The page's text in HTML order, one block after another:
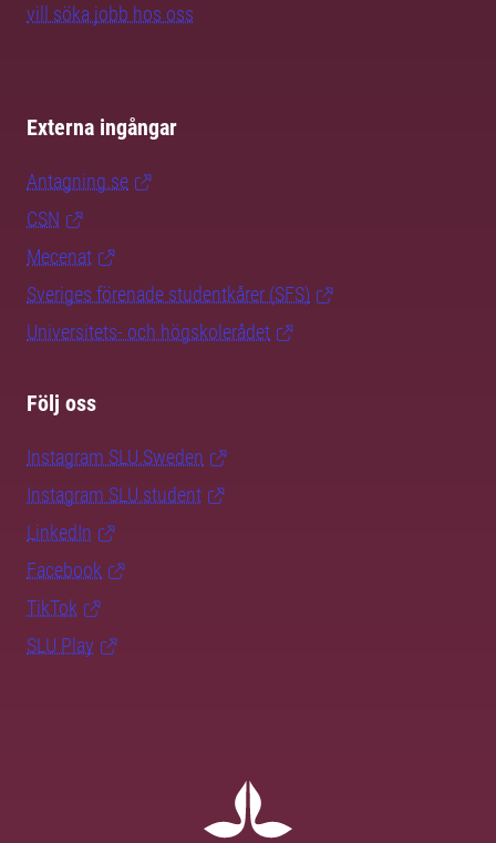
vill söka jobb hos oss
Externa ingångar
Antagning.se
CSN
Mecenat
Sveriges förenade studentkårer (SFS)
Universitets- och högskolerådet
Följ oss
Instagram SLU.Sweden
Instagram SLU.student
LinkedIn
Facebook
TikTok
SLU Play